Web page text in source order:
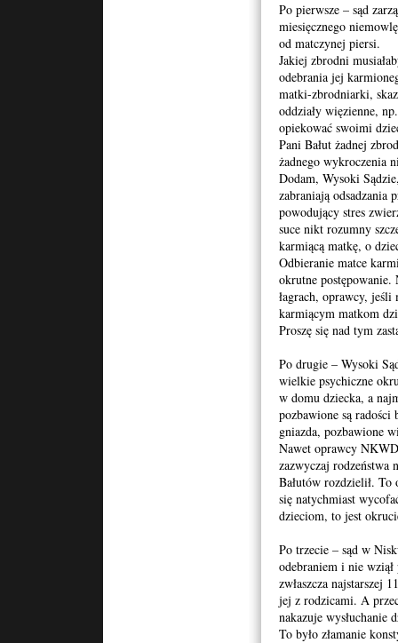
Po pierwsze – sąd
miesięcznego
od matczynej piersi.
Jakiej zbrodni
odebrania jej
matki-zbrodniarki,
oddziały więzienne,
opiekować swoimi
Pani Bałut żadnej
żadnego wykroczenia
Dodam, Wysoki
zabraniają odsadzania
powodujący stres
suce nikt rozumny
karmiącą matkę, o
Odbieranie matce
okrutne
łagrach, oprawcy,
karmiącym matkom
Proszę się nad tym
Po drugie – Wysoki
wielkie psychiczne
w domu dziecka, a
pozbawione są
gniazda, pozbawione
Nawet oprawcy
zazwyczaj
Bałutów rozdzielił. To
się natychmiast
dzieciom, to jest
Po trzecie – sąd w
odebraniem i nie
zwłaszcza najstarszej
jej z rodzicami. A
nakazuje wysłuchanie
To było złamanie